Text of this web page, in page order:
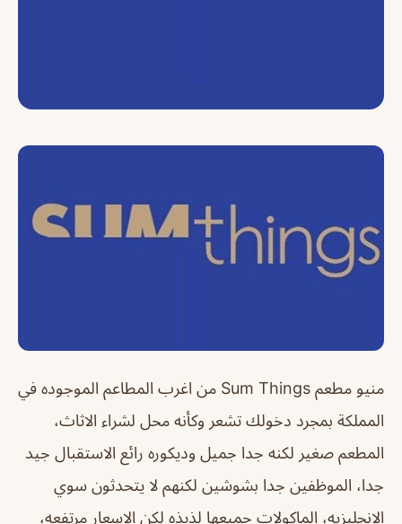
منيو مطعم Sum Things من اغرب المطاعم الموجوده في
المملكة بمجرد دخولك تشعر وكأنه محل لشراء الاثاث،
المطعم صغير لكنه جدا جميل وديكوره رائع الاستقبال جيد
جدا، الموظفين جدا بشوشين لكنهم لا يتحدثون سوي
الانجليزيه، الماكولات جميعها لذيذه لكن الاسعار مرتفعه،